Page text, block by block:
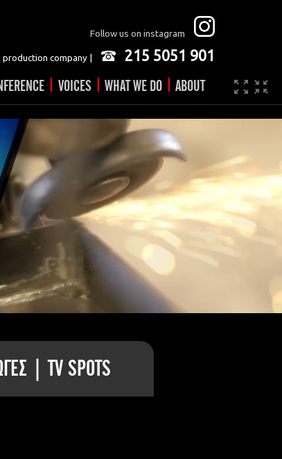
Follow us on instagram
production company | 215 5051 901
| VOICES | WHAT WE DO | ABOUT
Company
Video made easy
Contact
| TV SPOTS